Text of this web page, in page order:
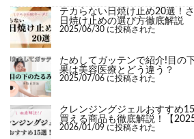
テカらない日焼け止め20選！
日焼け止めの選び方徹底解説
2025/06/30 に投稿された
ためしてガッテンで紹介!目の
果は美容医療とどう違う？
2025/07/06 に投稿された
クレンジングジェルおすすめ
買える商品も徹底解説！【
2026/01/09 に投稿された